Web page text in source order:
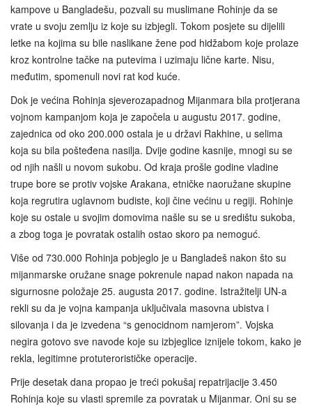
kampove u Bangladešu, pozvali su muslimane Rohinje da se
vrate u svoju zemlju iz koje su izbjegli. Tokom posjete su dijelili
letke na kojima su bile naslikane žene pod hidžabom koje prolaze
kroz kontrolne tačke na putevima i uzimaju lične karte. Nisu,
međutim, spomenuli novi rat kod kuće.
Dok je većina Rohinja sjeverozapadnog Mijanmara bila protjerana
vojnom kampanjom koja je započela u augustu 2017. godine,
zajednica od oko 200.000 ostala je u državi Rakhine, u selima
koja su bila pošteđena nasilja. Dvije godine kasnije, mnogi su se
od njih našli u novom sukobu. Od kraja prošle godine vladine
trupe bore se protiv vojske Arakana, etničke naoružane skupine
koja regrutira uglavnom budiste, koji čine većinu u regiji. Rohinje
koje su ostale u svojim domovima našle su se u središtu sukoba,
a zbog toga je povratak ostalih ostao skoro pa nemoguć.
Više od 730.000 Rohinja pobjeglo je u Bangladeš nakon što su
mijanmarske oružane snage pokrenule napad nakon napada na
sigurnosne položaje 25. augusta 2017. godine. Istražitelji UN-a
rekli su da je vojna kampanja uključivala masovna ubistva i
silovanja i da je izvedena “s genocidnom namjerom”. Vojska
negira gotovo sve navode koje su izbjeglice iznijele tokom, kako je
rekla, legitimne protuterorističke operacije.
Prije desetak dana propao je treći pokušaj repatrijacije 3.450
Rohinja koje su vlasti spremile za povratak u Mijanmar. Oni su se